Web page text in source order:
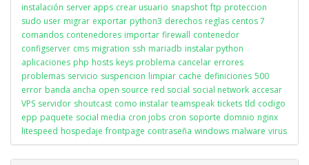
instalación server apps crear usuario snapshot ftp proteccion
sudo user migrar exportar python3 derechos reglas centos 7
comandos contenedores importar firewall contenedor
configserver cms migration ssh mariadb instalar python
aplicaciones php hosts keys problema cancelar errores
problemas servicio suspencion limpiar cache definiciones 500
error banda ancha open source red social social network accesar
VPS servidor shoutcast como instalar teamspeak tickets tld codigo
epp paquete social media cron jobs cron soporte domnio nginx
litespeed hospedaje frontpage contraseña windows malware virus